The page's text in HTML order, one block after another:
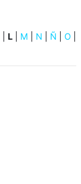
L M N Ñ O